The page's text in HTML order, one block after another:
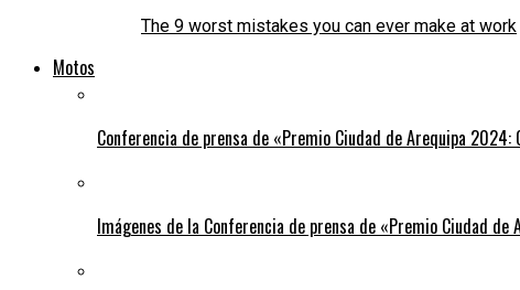
The 9 worst mistakes you can ever make at work
Motos
Conferencia de prensa de «Premio Ciudad de Arequipa
Imágenes de la Conferencia de prensa de «Premio Ciudad